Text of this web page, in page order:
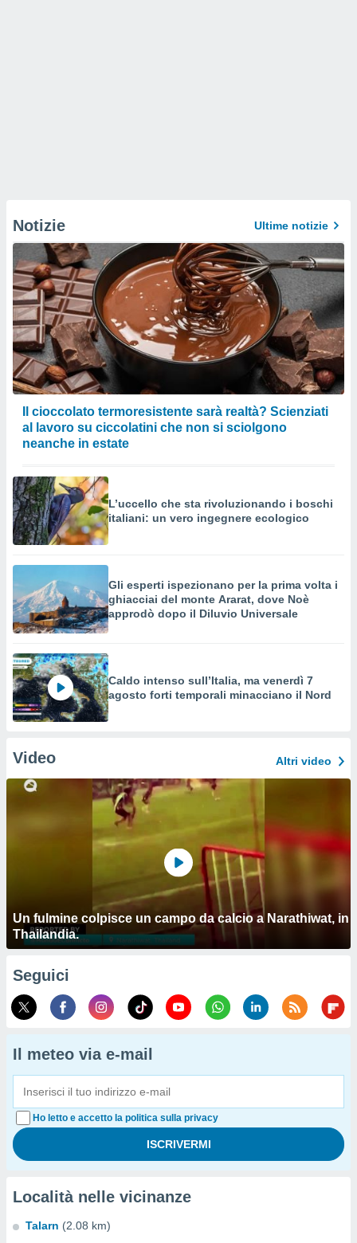
Notizie Ultime notizie
Il cioccolato termoresistente sarà realtà? Scienziati
al lavoro su ciccolatini che non si sciolgono
neanche in estate
L’uccello che sta rivoluzionando i boschi
italiani: un vero ingegnere ecologico
Gli esperti ispezionano per la prima volta i
ghiacciai del monte Ararat, dove Noè
approdò dopo il Diluvio Universale
Caldo intenso sull’Italia, ma venerdì 7
agosto forti temporali minacciano il Nord
Video Altri video
Un fulmine colpisce un campo da calcio a Narathiwat, in
Thailandia.
Seguici
Il meteo via e-mail
Ho letto e accetto la politica sulla privacy
Località nelle vicinanze
Talarn (2.08 km)